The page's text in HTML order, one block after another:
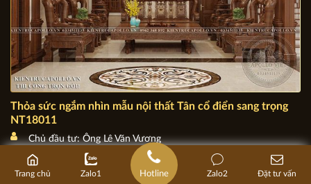
Thỏa sức ngắm nhìn mẫu nội thất Tân cổ điển sang trọng
NT18011
Trang chủ Zalo1 Hotline Zalo2 Đặt tư vấn